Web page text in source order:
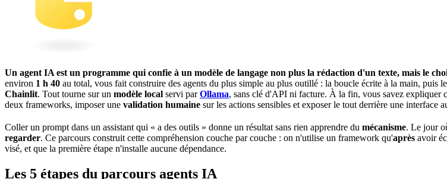
Un agent IA est un programme qui confie à un modèle de langage non plus la rédaction d'un texte, mais le
environ 1 h 40 au total, vous fait construire des agents du plus simple au plus outillé : la boucle écrite à la main, puis le
Chainlit. Tout tourne sur un modèle local servi parOllama, sans clé d'API ni facture. À la fin, vous savez expliquer
deux frameworks, imposer une validation humaine sur les actions sensibles et exposer le tout derrière une interface
Coller un prompt dans un assistant qui « a des outils » donne un résultat sans rien apprendre du mécanisme. Le jour
regarder. Ce parcours construit cette compréhension couche par couche : on n'utilise un framework qu'après avoir
visé, et que la première étape n'installe aucune dépendance.
Les 5 étapes du parcours agents IA